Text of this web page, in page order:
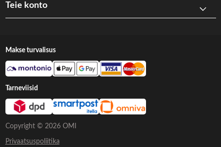
Teie konto
Copyright © 2026 OMI
Privaatsuspoliitika
Makse turvalisus
Tarneviisid